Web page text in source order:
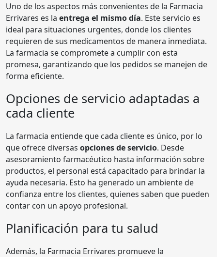
Uno de los aspectos más convenientes de la Farmacia
Errivares es la entrega el mismo día. Este servicio es
ideal para situaciones urgentes, donde los clientes
requieren de sus medicamentos de manera inmediata.
La farmacia se compromete a cumplir con esta
promesa, garantizando que los pedidos se manejen de
forma eficiente.
Opciones de servicio adaptadas a
cada cliente
La farmacia entiende que cada cliente es único, por lo
que ofrece diversas opciones de servicio. Desde
asesoramiento farmacéutico hasta información sobre
productos, el personal está capacitado para brindar la
ayuda necesaria. Esto ha generado un ambiente de
confianza entre los clientes, quienes saben que pueden
contar con un apoyo profesional.
Planificación para tu salud
Además, la Farmacia Errivares promueve la